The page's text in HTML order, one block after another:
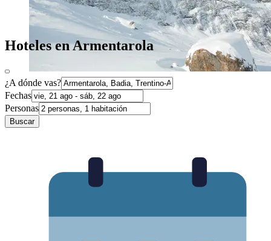
Hoteles en Armentarola
¿A dónde vas?
Fechas
Personas
Buscar